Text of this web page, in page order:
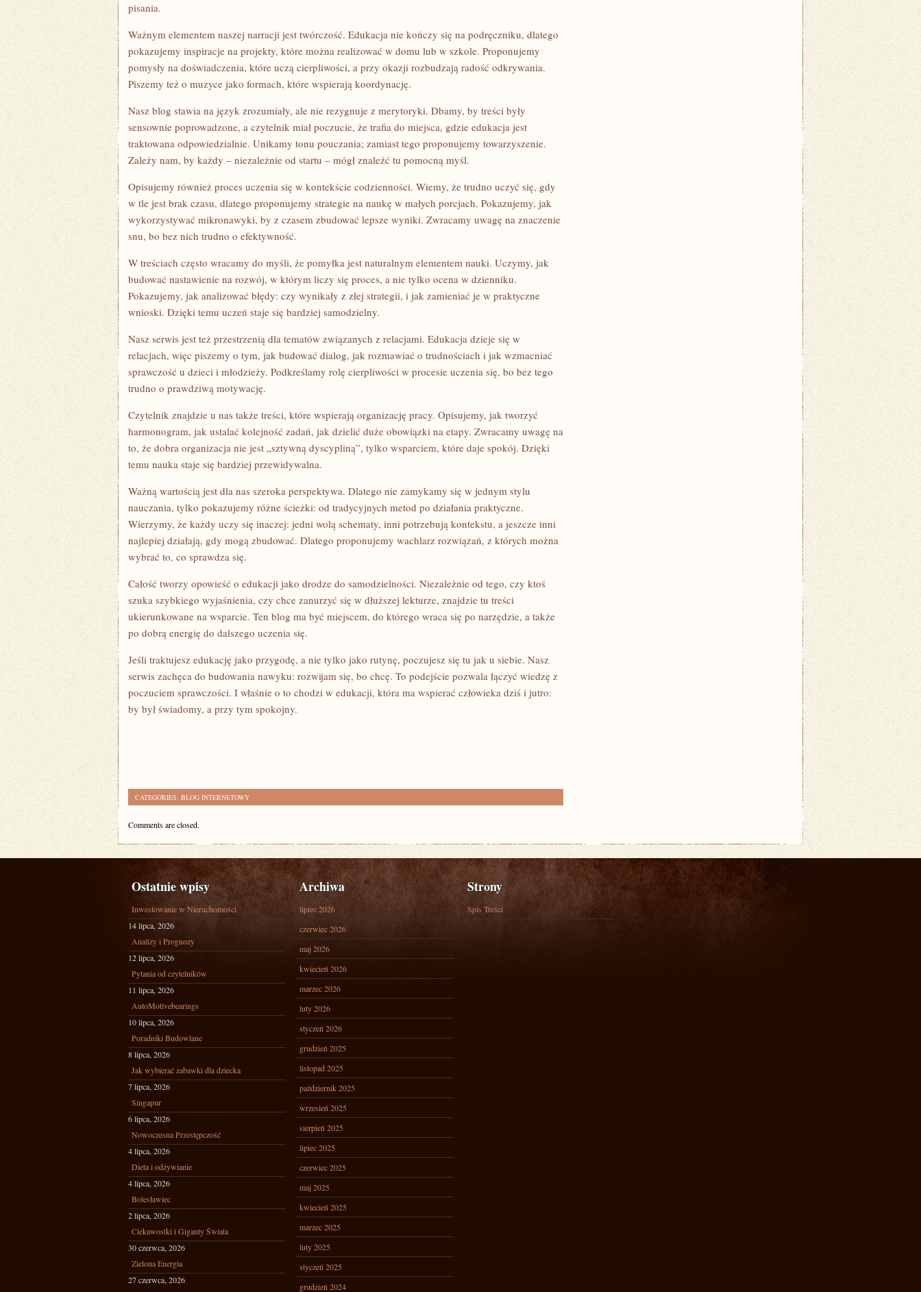
pisania.
Ważnym elementem naszej narracji jest twórczość. Edukacja nie kończy się na podręczniku, dlatego
pokazujemy inspiracje na projekty, które można realizować w domu lub w szkole. Proponujemy
pomysły na doświadczenia, które uczą cierpliwości, a przy okazji rozbudzają radość odkrywania.
Piszemy też o muzyce jako formach, które wspierają koordynację.
Nasz blog stawia na język zrozumiały, ale nie rezygnuje z merytoryki. Dbamy, by treści były
sensownie poprowadzone, a czytelnik miał poczucie, że trafia do miejsca, gdzie edukacja jest
traktowana odpowiedzialnie. Unikamy tonu pouczania; zamiast tego proponujemy towarzyszenie.
Zależy nam, by każdy – niezależnie od startu – mógł znaleźć tu pomocną myśl.
Opisujemy również proces uczenia się w kontekście codzienności. Wiemy, że trudno uczyć się, gdy
w tle jest brak czasu, dlatego proponujemy strategie na naukę w małych porcjach. Pokazujemy, jak
wykorzystywać mikronawyki, by z czasem zbudować lepsze wyniki. Zwracamy uwagę na znaczenie
snu, bo bez nich trudno o efektywność.
W treściach często wracamy do myśli, że pomyłka jest naturalnym elementem nauki. Uczymy, jak
budować nastawienie na rozwój, w którym liczy się proces, a nie tylko ocena w dzienniku.
Pokazujemy, jak analizować błędy: czy wynikały z złej strategii, i jak zamieniać je w praktyczne
wnioski. Dzięki temu uczeń staje się bardziej samodzielny.
Nasz serwis jest też przestrzenią dla tematów związanych z relacjami. Edukacja dzieje się w
relacjach, więc piszemy o tym, jak budować dialog, jak rozmawiać o trudnościach i jak wzmacniać
sprawczość u dzieci i młodzieży. Podkreślamy rolę cierpliwości w procesie uczenia się, bo bez tego
trudno o prawdziwą motywację.
Czytelnik znajdzie u nas także treści, które wspierają organizację pracy. Opisujemy, jak tworzyć
harmonogram, jak ustalać kolejność zadań, jak dzielić duże obowiązki na etapy. Zwracamy uwagę na
to, że dobra organizacja nie jest „sztywną dyscypliną”, tylko wsparciem, które daje spokój. Dzięki
temu nauka staje się bardziej przewidywalna.
Ważną wartością jest dla nas szeroka perspektywa. Dlatego nie zamykamy się w jednym stylu
nauczania, tylko pokazujemy różne ścieżki: od tradycyjnych metod po działania praktyczne.
Wierzymy, że każdy uczy się inaczej: jedni wolą schematy, inni potrzebują kontekstu, a jeszcze inni
najlepiej działają, gdy mogą zbudować. Dlatego proponujemy wachlarz rozwiązań, z których można
wybrać to, co sprawdza się.
Całość tworzy opowieść o edukacji jako drodze do samodzielności. Niezależnie od tego, czy ktoś
szuka szybkiego wyjaśnienia, czy chce zanurzyć się w dłuższej lekturze, znajdzie tu treści
ukierunkowane na wsparcie. Ten blog ma być miejscem, do którego wraca się po narzędzie, a także
po dobrą energię do dalszego uczenia się.
Jeśli traktujesz edukację jako przygodę, a nie tylko jako rutynę, poczujesz się tu jak u siebie. Nasz
serwis zachęca do budowania nawyku: rozwijam się, bo chcę. To podejście pozwala łączyć wiedzę z
poczuciem sprawczości. I właśnie o to chodzi w edukacji, która ma wspierać człowieka dziś i jutro:
by był świadomy, a przy tym spokojny.
CATEGORIES: BLOG INTERNETOWY
Comments are closed.
Ostatnie wpisy
Inwestowanie w Nieruchomości
14 lipca, 2026
Analizy i Prognozy
12 lipca, 2026
Pytania od czytelników
11 lipca, 2026
AutoMotivebearings
10 lipca, 2026
Poradniki Budowlane
8 lipca, 2026
Jak wybierać zabawki dla dziecka
7 lipca, 2026
Singapur
6 lipca, 2026
Nowoczesna Przestępczość
4 lipca, 2026
Dieta i odżywianie
4 lipca, 2026
Bolesławiec
2 lipca, 2026
Ciekawostki i Giganty Świata
30 czerwca, 2026
Zielona Energia
27 czerwca, 2026
Archiwa
lipiec 2026
czerwiec 2026
maj 2026
kwiecień 2026
marzec 2026
luty 2026
styczeń 2026
grudzień 2025
listopad 2025
październik 2025
wrzesień 2025
sierpień 2025
lipiec 2025
czerwiec 2025
maj 2025
kwiecień 2025
marzec 2025
luty 2025
styczeń 2025
grudzień 2024
Strony
Spis Treści